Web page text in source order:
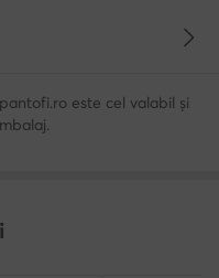
este cel valabil și